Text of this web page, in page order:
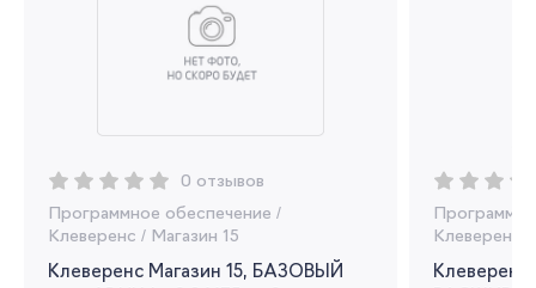
0 отзывов
Программное обеспечение /
Клеверенс / Магазин 15
Клеверенс Магазин 15, БАЗОВЫЙ
Клеверенс
Я согласен на обработку моих
Вы сможете отслеживать статус своих
заказов и получать индивидуальные
рекомендации